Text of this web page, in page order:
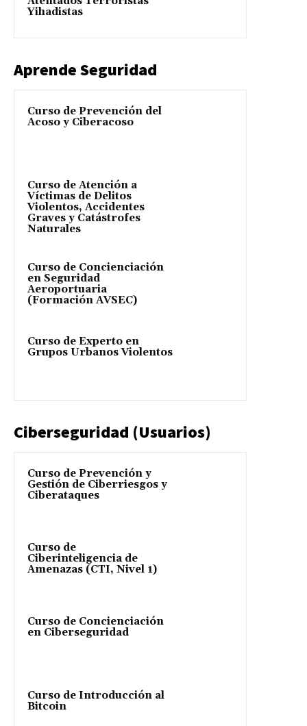
Yihadistas
Aprende Seguridad
Curso de Prevención del
Acoso y Ciberacoso
Curso de Atención a
Víctimas de Delitos
Violentos, Accidentes
Graves y Catástrofes
Naturales
Curso de Concienciación
en Seguridad
Aeroportuaria
(Formación AVSEC)
Curso de Experto en
Grupos Urbanos Violentos
Ciberseguridad (Usuarios)
Curso de Prevención y
Gestión de Ciberriesgos y
Ciberataques
Curso de
Ciberinteligencia de
Amenazas (CTI, Nivel 1)
Curso de Concienciación
en Ciberseguridad
Curso de Introducción al
Bitcoin